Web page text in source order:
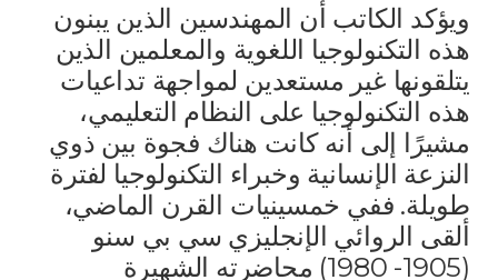
ويؤكد الكاتب أن المهندسين الذين يبنون
هذه التكنولوجيا اللغوية والمعلمين الذين
يتلقونها غير مستعدين لمواجهة تداعيات
هذه التكنولوجيا على النظام التعليمي،
مشيرًا إلى أنه كانت هناك فجوة بين ذوي
النزعة الإنسانية وخبراء التكنولوجيا لفترة
طويلة. ففي خمسينيات القرن الماضي،
ألقى الروائي الإنجليزي سي بي سنو
(1905- 1980) محاضرته الشهيرة